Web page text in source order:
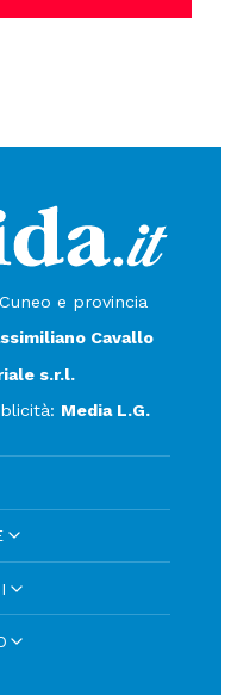
e provincia
Cavallo
s.r.l.
Media L.G.